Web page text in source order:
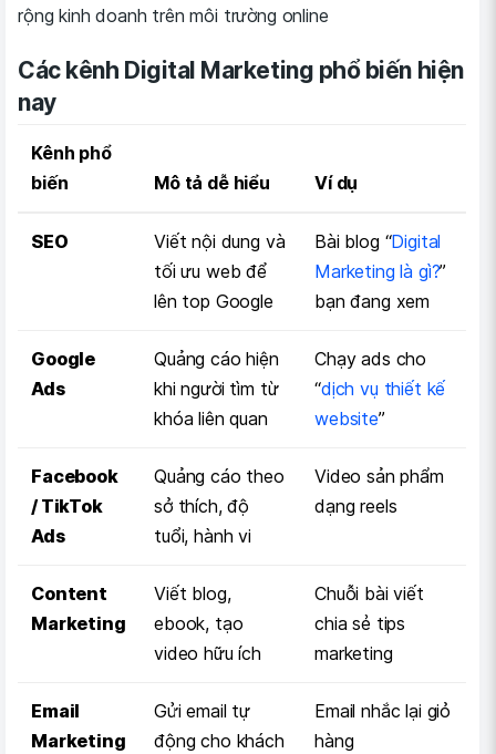
rộng kinh doanh trên môi trường online
Các kênh Digital Marketing phổ biến hiện
nay
Kênh phổ
biến
Mô tả dễ hiểu Ví dụ
SEO
Viết nội dung và
tối ưu web để
lên top Google
Bài blog “Digital
Marketing là gì?”
bạn đang xem
Google
Ads
Quảng cáo hiện
khi người tìm từ
khóa liên quan
Chạy ads cho
“dịch vụ thiết kế
website”
Facebook
/ TikTok
Ads
Quảng cáo theo
sở thích, độ
tuổi, hành vi
Video sản phẩm
dạng reels
Content
Marketing
Viết blog,
ebook, tạo
video hữu ích
Chuỗi bài viết
chia sẻ tips
marketing
Email
Marketing
Gửi email tự
động cho khách
Email nhắc lại giỏ
hàng